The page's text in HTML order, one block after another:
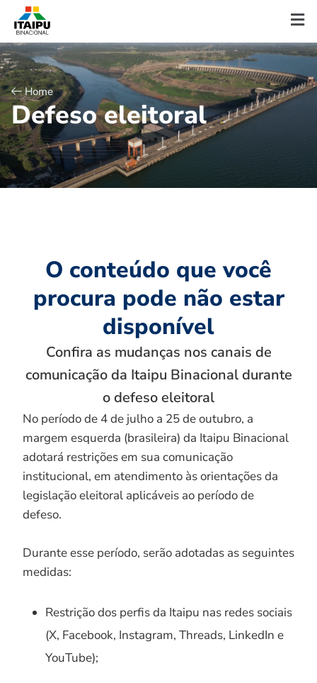
Home
Defeso eleitoral
O conteúdo que você
procura pode não estar
disponível
Confira as mudanças nos canais de
comunicação da Itaipu Binacional durante
o defeso eleitoral
No período de 4 de julho a 25 de outubro, a
margem esquerda (brasileira) da Itaipu Binacional
adotará restrições em sua comunicação
institucional, em atendimento às orientações da
legislação eleitoral aplicáveis ao período de
defeso.
Durante esse período, serão adotadas as seguintes
medidas:
Restrição dos perfis da Itaipu nas redes sociais
(X, Facebook, Instagram, Threads, LinkedIn e
YouTube);